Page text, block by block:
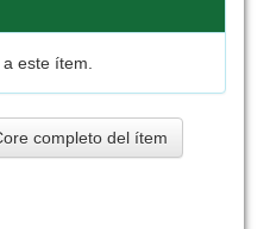
este ítem.
completo del ítem